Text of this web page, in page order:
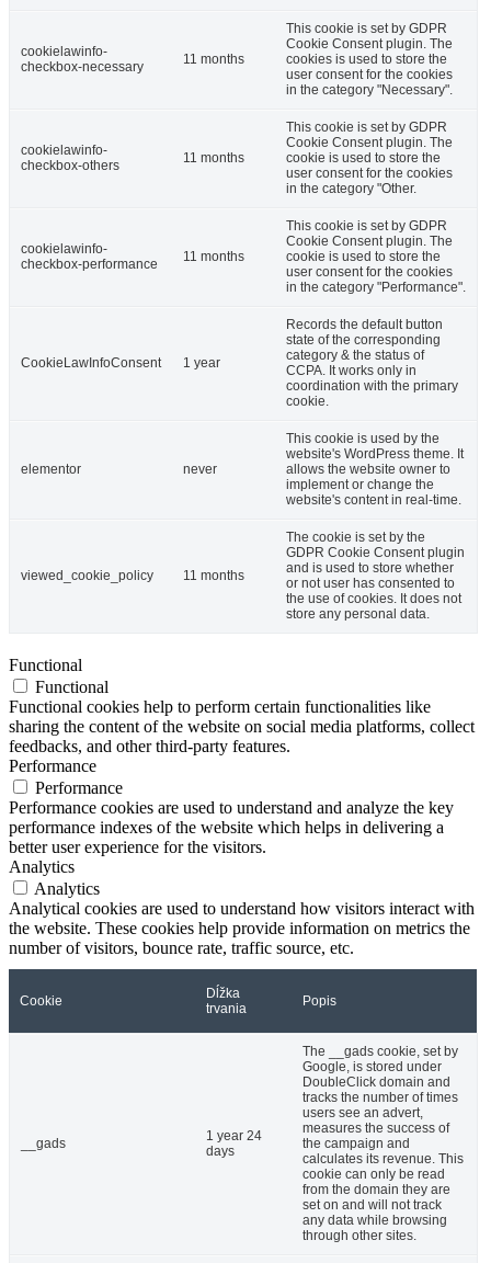
cookielawinfo-
checkbox-necessary
11 months
This cookie is set by GDPR
Cookie Consent plugin. The
cookies is used to store the
user consent for the cookies
in the category "Necessary".
cookielawinfo-
checkbox-others
11 months
This cookie is set by GDPR
Cookie Consent plugin. The
cookie is used to store the
user consent for the cookies
in the category "Other.
cookielawinfo-
checkbox-performance
11 months
This cookie is set by GDPR
Cookie Consent plugin. The
cookie is used to store the
user consent for the cookies
in the category "Performance".
CookieLawInfoConsent 1 year
Records the default button
state of the corresponding
category & the status of
CCPA. It works only in
coordination with the primary
cookie.
elementor never
This cookie is used by the
website's WordPress theme. It
allows the website owner to
implement or change the
website's content in real-time.
viewed_cookie_policy 11 months
The cookie is set by the
GDPR Cookie Consent plugin
and is used to store whether
or not user has consented to
the use of cookies. It does not
store any personal data.
Functional
Functional
Functional cookies help to perform certain functionalities like
sharing the content of the website on social media platforms, collect
feedbacks, and other third-party features.
Performance
Performance
Performance cookies are used to understand and analyze the key
performance indexes of the website which helps in delivering a
better user experience for the visitors.
Analytics
Analytics
Analytical cookies are used to understand how visitors interact with
the website. These cookies help provide information on metrics the
number of visitors, bounce rate, traffic source, etc.
Cookie
Dĺžka
trvania
Popis
__gads
1 year 24
days
The __gads cookie, set by
Google, is stored under
DoubleClick domain and
tracks the number of times
users see an advert,
measures the success of
the campaign and
calculates its revenue. This
cookie can only be read
from the domain they are
set on and will not track
any data while browsing
through other sites.